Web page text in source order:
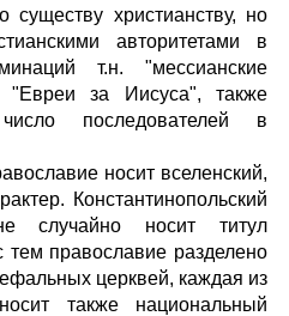
христианству, но
авторитетами в
т.н. "мессианские
"Евреи за Иисуса", также
последователей в
носит вселенский,
Константинопольский
случайно носит титул
тем православие разделено
церквей, каждая из
также национальный